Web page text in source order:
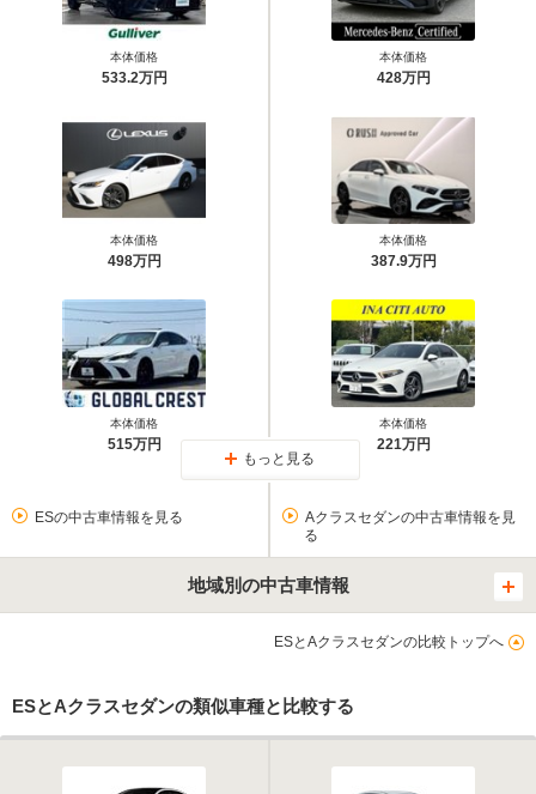
本体価格
533.2万円
本体価格
498万円
本体価格
515万円
本体価格
428万円
本体価格
387.9万円
本体価格
221万円
もっと見る
ESの中古車情報を見る
Aクラスセダンの中古車情報を見
る
地域別の中古車情報
ESとAクラスセダンの比較トップへ
ESとAクラスセダンの類似車種と比較する